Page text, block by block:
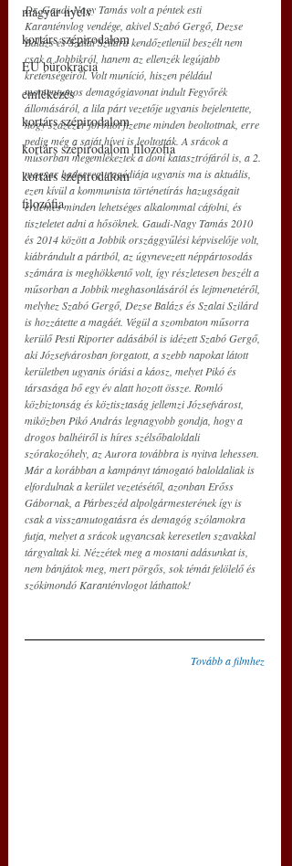
magyar nyelv
kortárs szépirodalom
EU bürokrácia
emlékezés
kortárs szépirodalom
kortárs szépirodalom filozófia
kortárs szépirodalom
filozófia
Dr. Gaudi-Nagy Tamás volt a péntek esti
Karanténvlog vendége, akivel Szabó Gergő, Dezse
Balázs és Szalai Szilárd kendőzetlenül beszélt nem
csak a Jobbikról, hanem az ellenzék legújabb
kreténségeiről. Volt muníció, hiszen például
momentumos demagógiavonat indult Fegyőrék
állomásáról, a lila párt vezetője ugyanis bejelentette,
hogy százezer forintot fizetne minden beoltottnak, erre
pedig még a saját hívei is leoltották. A srácok a
műsorban megemlékeztek a doni katasztrófáról is, a 2.
magyar hadsereg tragédiája ugyanis ma is aktuális,
ezen kívül a kommunista történetírás hazugságait
érdemes minden lehetséges alkalommal cáfolni, és
tiszteletet adni a hősöknek. Gaudi-Nagy Tamás 2010
és 2014 között a Jobbik országgyűlési képviselője volt,
kiábrándult a pártból, az úgynevezett néppártosodás
számára is meghökkentő volt, így részletesen beszélt a
műsorban a Jobbik meghasonlásáról és lejtmenetéről,
melyhez Szabó Gergő, Dezse Balázs és Szalai Szilárd
is hozzátette a magáét. Végül a szombaton műsorra
kerülő Pesti Riporter adásából is idézett Szabó Gergő,
aki Józsefvárosban forgatott, a szebb napokat látott
kerületben ugyanis óriási a káosz, melyet Pikó és
társasága bő egy év alatt hozott össze. Romló
közbiztonság és köztisztaság jellemzi Józsefvárost,
miközben Pikó András legnagyobb gondja, hogy a
drogos balhéiről is híres szélsőbaloldali
szórakozóhely, az Aurora továbbra is nyitva lehessen.
Már a korábban a kampányt támogató baloldaliak is
elfordulnak a kerület vezetésétől, azonban Erőss
Gábornak, a Párbeszéd alpolgármesterének így is
csak a visszamutogatásra és demagóg szólamokra
futja, melyet a srácok ugyancsak keresetlen szavakkal
tárgyaltak ki. Nézzétek meg a mostani adásunkat is,
nem bánjátok meg, mert pörgős, sok témát felölelő és
szókimondó Karanténvlogot láthattok!
Tovább a filmhez